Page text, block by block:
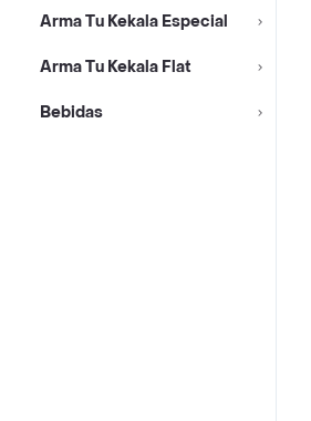
Arma Tu Kekala Especial
Arma Tu Kekala Flat
Bebidas